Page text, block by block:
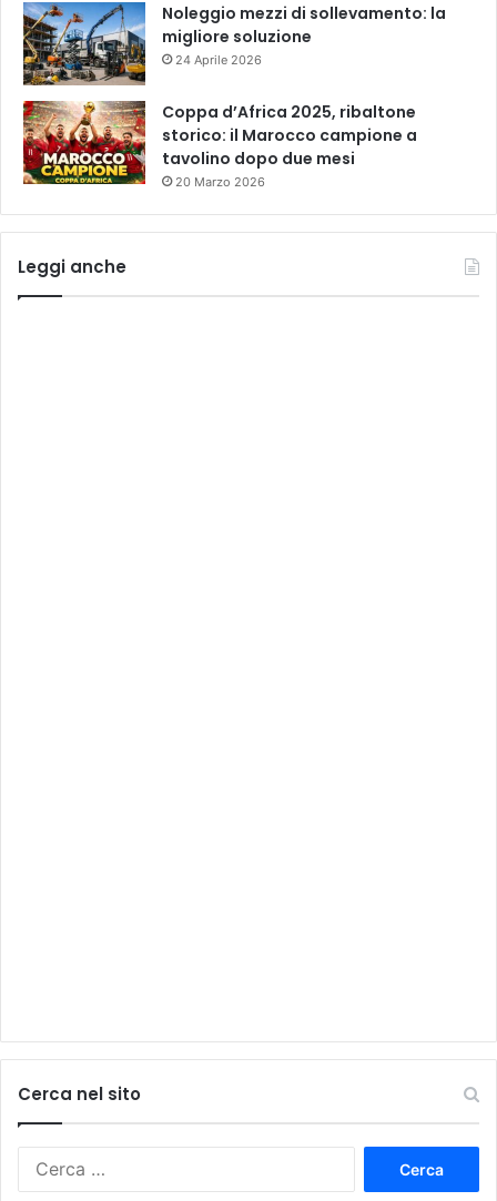
Noleggio mezzi di sollevamento: la
migliore soluzione
24 Aprile 2026
Coppa d’Africa 2025, ribaltone
storico: il Marocco campione a
tavolino dopo due mesi
20 Marzo 2026
Leggi anche
Cerca nel sito